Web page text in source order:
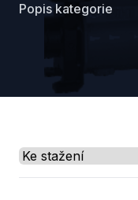
Popis kategorie
Select a tab